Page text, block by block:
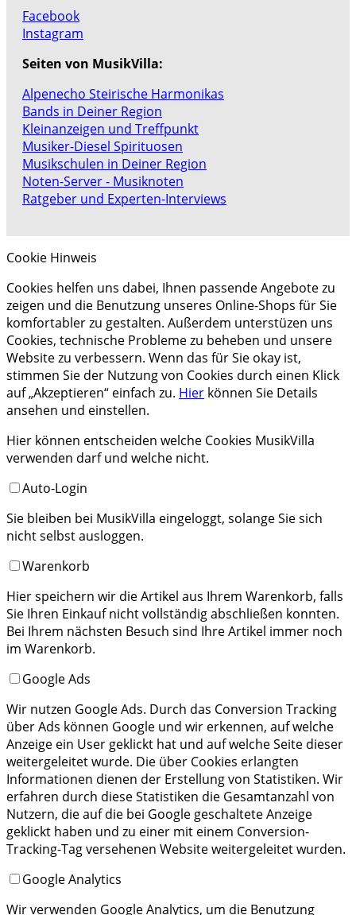
Facebook
Instagram
Seiten von MusikVilla:
Alpenecho Steirische Harmonikas
Bands in Deiner Region
Kleinanzeigen und Treffpunkt
Musiker-Diesel Spirituosen
Musikschulen in Deiner Region
Noten-Server - Musiknoten
Ratgeber und Experten-Interviews
Cookie Hinweis
Cookies helfen uns dabei, Ihnen passende Angebote zu
zeigen und die Benutzung unseres Online-Shops für Sie
komfortabler zu gestalten. Außerdem unterstüzen uns
Cookies, technische Probleme zu beheben und unsere
Website zu verbessern. Wenn das für Sie okay ist,
stimmen Sie der Nutzung von Cookies durch einen Klick
auf „Akzeptieren“ einfach zu. Hier können Sie Details
ansehen und einstellen.
Hier können entscheiden welche Cookies MusikVilla
verwenden darf und welche nicht.
Auto-Login
Sie bleiben bei MusikVilla eingeloggt, solange Sie sich
nicht selbst ausloggen.
Warenkorb
Hier speichern wir die Artikel aus Ihrem Warenkorb, falls
Sie Ihren Einkauf nicht vollständig abschließen konnten.
Bei Ihrem nächsten Besuch sind Ihre Artikel immer noch
im Warenkorb.
Google Ads
Wir nutzen Google Ads. Durch das Conversion Tracking
über Ads können Google und wir erkennen, auf welche
Anzeige ein User geklickt hat und auf welche Seite dieser
weitergeleitet wurde. Die über Cookies erlangten
Informationen dienen der Erstellung von Statistiken. Wir
erfahren durch diese Statistiken die Gesamtanzahl von
Nutzern, die auf die bei Google geschaltete Anzeige
geklickt haben und zu einer mit einem Conversion-
Tracking-Tag versehenen Website weitergeleitet wurden.
Google Analytics
Wir verwenden Google Analytics, um die Benutzung